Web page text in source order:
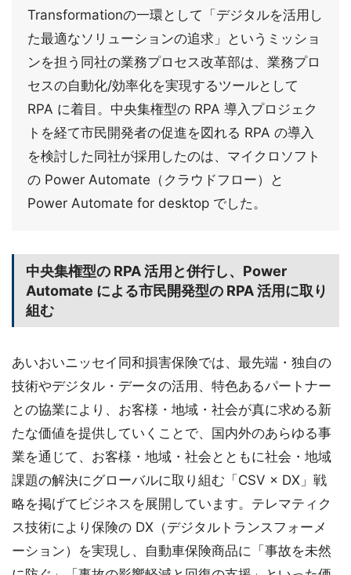
Transformationの一環として「デジタルを活用し
た最適なソリューションの追求」というミッショ
ンを担う同社の業務プロセス改革部は、業務プロ
セスの自動化/効率化を実現するツールとして
RPA に着目。中央集権型の RPA 導入プロジェク
トを経て市民開発者の促進を図れる RPA の導入
を検討した同社が採用したのは、マイクロソフト
の Power Automate（クラウドフロー）と
Power Automate for desktop でした。
中央集権型の RPA 活用と併行し、Power
Automate による市民開発型の RPA 活用に取り
組む
あいおいニッセイ同和損害保険では、最先端・独自の
技術やデジタル・データの活用、特色あるパートナー
との協業により、お客様・地域・社会が真に求める新
たな価値を提供していくことで、国内外のあらゆる事
業を通じて、お客様・地域・社会とともに社会・地域
課題の解決にグローバルに取り組む「CSV × DX」戦
略を掲げてビジネスを展開しています。テレマティク
ス技術により保険の DX（デジタルトランスフォーメ
ーション）を実現し、自動車保険商品に「事故を未然